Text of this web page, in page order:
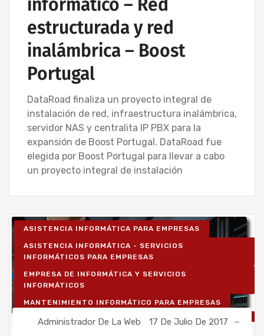
informático – Red
estructurada y red
inalámbrica – Boost
Portugal
DataRoad finaliza un proyecto integral de
instalación de red, infraestructura inalámbrica,
servidor NAS y centralita IP PBX para la
expansión de Boost Portugal. DataRoad fue
elegida por Boost Portugal para llevar a cabo
un proyecto integral de instalación
ASISTENCIA INFORMÁTICA PARA EMPRESAS
ASISTENCIA INFORMÁTICA - SERVICIOS
INFORMÁTICOS PARA EMPRESAS
EMPRESA DE INFORMÁTICA Y SERVICIOS
INFORMÁTICOS
MANTENIMIENTO INFORMÁTICO PARA EMPRESAS
SERVICIOS INFORMÁTICOS Y ASISTENCIA
Administrador De La Web 17 De Julio De 2017